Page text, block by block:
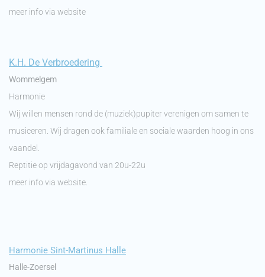
meer info via website
K.H. De Verbroedering
Wommelgem
Harmonie
Wij willen mensen rond de (muziek)pupiter verenigen om samen te
musiceren. Wij dragen ook familiale en sociale waarden hoog in ons
vaandel.
Reptitie op vrijdagavond van 20u-22u
meer info via website.
Harmonie Sint-Martinus Halle
Halle-Zoersel